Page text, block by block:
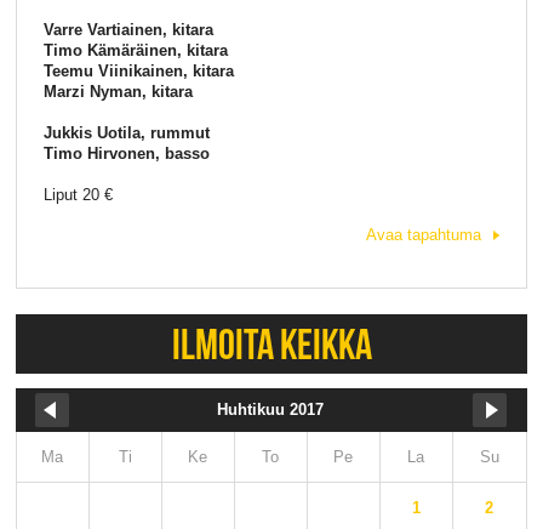
Varre Vartiainen, kitara
Timo Kämäräinen, kitara
Teemu Viinikainen, kitara
Marzi Nyman, kitara
Jukkis Uotila, rummut
Timo Hirvonen, basso
Liput 20 €
Avaa tapahtuma
ILMOITA KEIKKA
Huhtikuu 2017
Ma Ti Ke To Pe La Su
1 2